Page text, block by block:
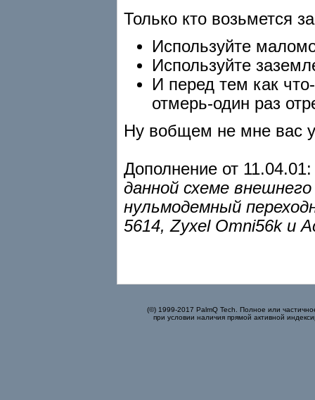
Только кто возьмется
Используйте
Используйте
И перед тем как
отмерь-один раз
Ну вобщем не мне вас
Дополнение от
данной схеме
нульмодемный
5614, Zyxel Omni56k и
(©) 1999-2017 PalmQ Tech. Полное или
при условии наличия прямой активной